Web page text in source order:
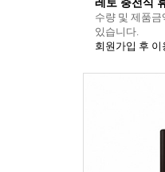
레토 충전식
수량 및 제품
있습니다.
회원가입 후